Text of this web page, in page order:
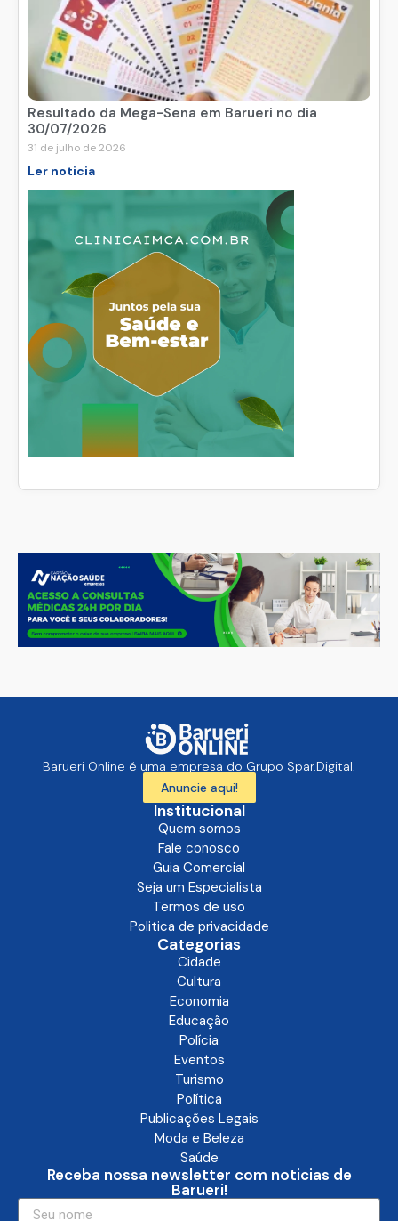
Resultado da Mega-Sena em Barueri no dia
30/07/2026
31 de julho de 2026
Ler noticia
Barueri Online é uma empresa do Grupo Spar.Digital.
Anuncie aqui!
Institucional
Quem somos
Fale conosco
Guia Comercial
Seja um Especialista
Termos de uso
Politica de privacidade
Categorias
Cidade
Cultura
Economia
Educação
Polícia
Eventos
Turismo
Política
Publicações Legais
Moda e Beleza
Saúde
Receba nossa newsletter com noticias de
Barueri!